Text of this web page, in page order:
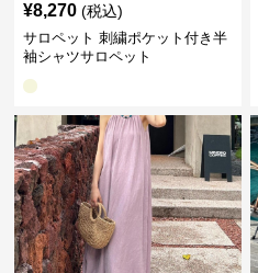
¥8,270 (税込)
サロペット 刺繍ポケット付き半
袖シャツサロペット